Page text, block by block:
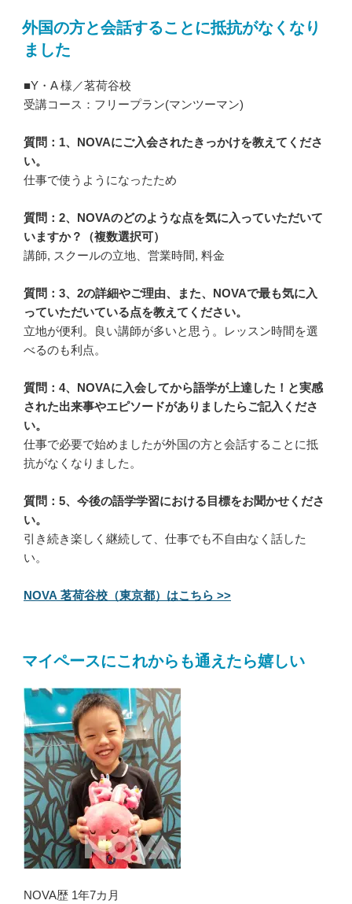
外国の方と会話することに抵抗がなくなり
ました
■Y・A 様／茗荷谷校
受講コース：フリープラン(マンツーマン)
質問：1、NOVAにご入会されたきっかけを教えてくださ
い。
仕事で使うようになったため
質問：2、NOVAのどのような点を気に入っていただいて
いますか？（複数選択可）
講師, スクールの立地、営業時間, 料金
質問：3、2の詳細やご理由、また、NOVAで最も気に入
っていただいている点を教えてください。
立地が便利。良い講師が多いと思う。レッスン時間を選
べるのも利点。
質問：4、NOVAに入会してから語学が上達した！と実感
された出来事やエピソードがありましたらご記入くださ
い。
仕事で必要で始めましたが外国の方と会話することに抵
抗がなくなりました。
質問：5、今後の語学学習における目標をお聞かせくださ
い。
引き続き楽しく継続して、仕事でも不自由なく話した
い。
NOVA 茗荷谷校（東京都）はこちら >>
マイペースにこれからも通えたら嬉しい
NOVA歴 1年7カ月